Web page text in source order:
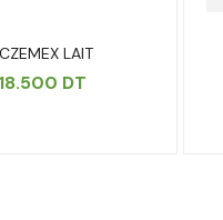
LAIT
18.500 DT